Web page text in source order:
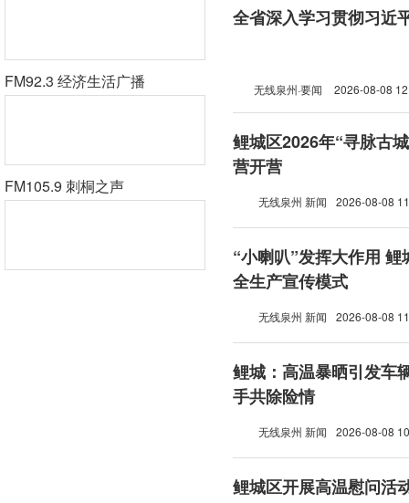
FM92.3 经济生活广播
FM105.9 刺桐之声
无线泉州·要闻 2026-08-08
鲤城区2026年“寻脉古
营开营
无线泉州 新闻 2026-08-08
“小喇叭”发挥大作用
全生产宣传模式
无线泉州 新闻 2026-08-08
鲤城：高温暴晒引发车
手共除险情
无线泉州 新闻 2026-08-08
鲤城区开展高温慰问活